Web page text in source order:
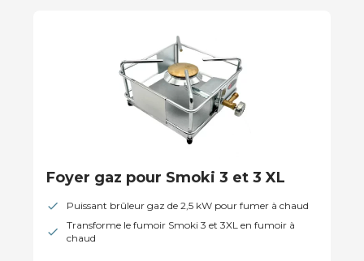
Foyer gaz pour Smoki 3 et 3 XL
Puissant brûleur gaz de 2,5 kW pour fumer à chaud
Transforme le fumoir Smoki 3 et 3XL en fumoir à
chaud